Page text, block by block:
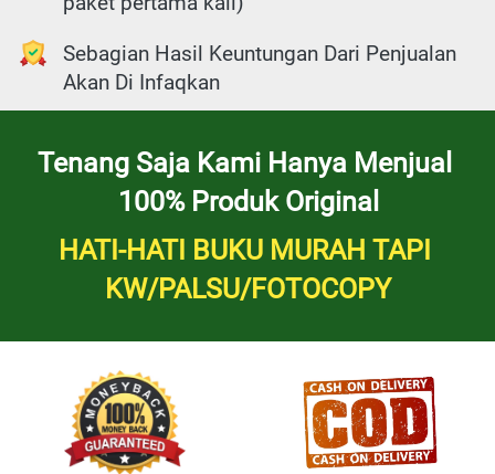
Sebagian Hasil Keuntungan Dari Penjualan
Akan Di Infaqkan
Tenang Saja Kami Hanya Menjual
100% Produk Original
HATI-HATI BUKU MURAH TAPI
KW/PALSU/FOTOCOPY